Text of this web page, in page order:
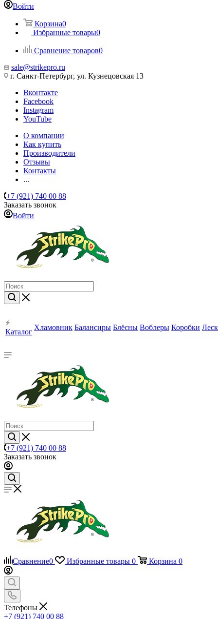
Войти
Корзина0
Избранные товары0
Сравнение товаров0
sale@strikepro.ru
г. Санкт-Петербург, ул. Кузнецовская 13
Вконтакте
Facebook
Instagram
YouTube
О компании
Как купить
Производители
Отзывы
Контакты
...
+7 (921) 740 00 88
Заказать звонок
Войти
Каталог
Хламовник Балансиры Блёсны Воблеры Коробки
+7 (921) 740 00 88
Заказать звонок
Сравнение0 Избранные товары 0 Корзина 0
Телефоны
+7 (921) 740 00 88